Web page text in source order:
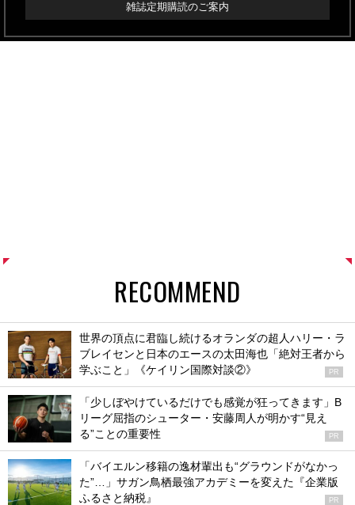
雑誌定期購読のご案内
RECOMMEND
世界の頂点に君臨し続けるオランダの超人ハリー・ラ
ブレイセンと日本のエースの太田海也「絶対王者から
学ぶこと」《ケイリン国際対談②》
PR
「少しぼやけているだけでも感覚が狂ってきます」B
リーグ屈指のシューター・安藤周人が明かす“見え
る”ことの重要性
PR
「バイエルン移籍の逸材輩出も“グラウンドがなかっ
た”…」サガン鳥栖最強アカデミーを変えた『企業版
ふるさと納税』
PR